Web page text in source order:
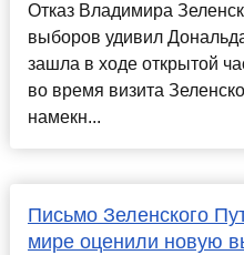
Отказ Владимира
выборов удивил
зашла в ходе открытой
во время визита
намекн...
Письмо Зеленского
мире оценили новую